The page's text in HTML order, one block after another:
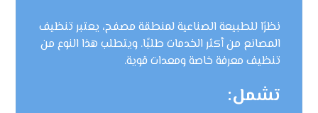
نظرًا للطبيعة الصناعية لمنطقة مصفح، يعتبر تنظيف
المصانع من أكثر الخدمات طلبًا. ويتطلب هذا النوع من
تنظيف معرفة خاصة ومعدات قوية.
تشمل: